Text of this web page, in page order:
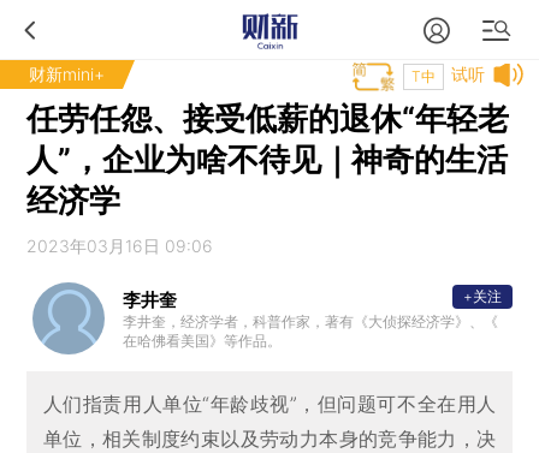
财新mini+ 试听
T中
任劳任怨、接受低薪的退休“年轻老
人”，企业为啥不待见｜神奇的生活
经济学
2023年03月16日 09:06
李井奎
李井奎，经济学者，科普作家，著有《大侦探经济学》、《
在哈佛看美国》等作品。
+关注
人们指责用人单位“年龄歧视”，但问题可不全在用人
单位，相关制度约束以及劳动力本身的竞争能力，决